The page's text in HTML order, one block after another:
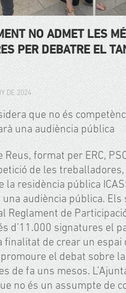
NO ADMET LES
PER DEBATRE EL
DE 2024
que no és
una audiència pública
Reus, format per ERC,
de les
la residència pública
audiència pública. Els
Reglament de
d’11.000 signatures el
finalitat de crear un espai
el debat sobre
de fa uns mesos.
no és un assumpte de